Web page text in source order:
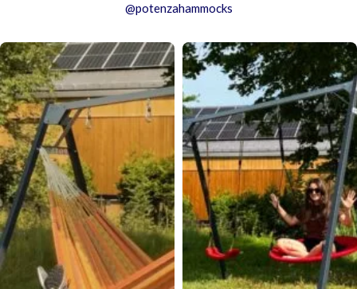
@potenzahammocks